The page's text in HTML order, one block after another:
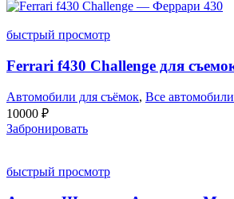
быстрый просмотр
Ferrari f430 Challenge для
Автомобили для съёмок, Все автомобили
10000 ₽
Забронировать
быстрый просмотр